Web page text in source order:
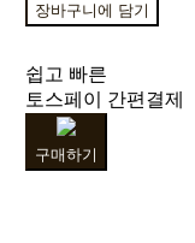
장바구니에 담기
쉽고 빠른
토스페이 간편결제
구매하기